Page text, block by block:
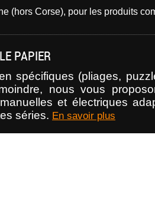
(hors Corse), pour les produits
PAPIER
spécifiques (pliages,
nous vous
et électriques
séries. En savoir plus